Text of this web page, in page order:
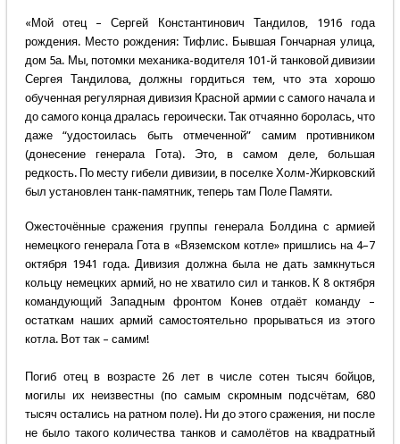
«Мой отец – Сергей Константинович Тандилов, 1916 года
рождения. Место рождения: Тифлис. Бывшая Гончарная улица,
дом 5а. Мы, потомки механика-водителя 101-й танковой дивизии
Сергея Тандилова, должны гордиться тем, что эта хорошо
обученная регулярная дивизия Красной армии с самого начала и
до самого конца дралась героически. Так отчаянно боролась, что
даже “удостоилась быть отмеченной” самим противником
(донесение генерала Гота). Это, в самом деле, большая
редкость. По месту гибели дивизии, в поселке Холм-Жирковский
был установлен танк-памятник, теперь там Поле Памяти.
Ожесточённые сражения группы генерала Болдина с армией
немецкого генерала Гота в «Вяземском котле» пришлись на 4–7
октября 1941 года. Дивизия должна была не дать замкнуться
кольцу немецких армий, но не хватило сил и танков. К 8 октября
командующий Западным фронтом Конев отдаёт команду –
остаткам наших армий самостоятельно прорываться из этого
котла. Вот так – самим!
Погиб отец в возрасте 26 лет в числе сотен тысяч бойцов,
могилы их неизвестны (по самым скромным подсчётам, 680
тысяч остались на ратном поле). Ни до этого сражения, ни после
не было такого количества танков и самолётов на квадратный